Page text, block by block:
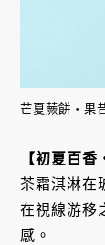
芒夏蕨餅・果
【初夏百香
茶霜淇淋在
在視線游移
感。